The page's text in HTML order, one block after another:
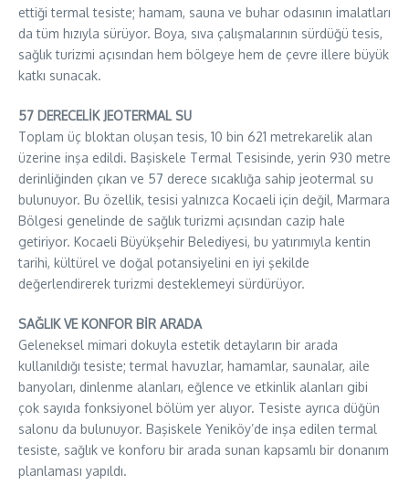
ettiği termal tesiste; hamam, sauna ve buhar odasının imalatları
da tüm hızıyla sürüyor. Boya, sıva çalışmalarının sürdüğü tesis,
sağlık turizmi açısından hem bölgeye hem de çevre illere büyük
katkı sunacak.
57 DERECELİK JEOTERMAL SU
Toplam üç bloktan oluşan tesis, 10 bin 621 metrekarelik alan
üzerine inşa edildi. Başiskele Termal Tesisinde, yerin 930 metre
derinliğinden çıkan ve 57 derece sıcaklığa sahip jeotermal su
bulunuyor. Bu özellik, tesisi yalnızca Kocaeli için değil, Marmara
Bölgesi genelinde de sağlık turizmi açısından cazip hale
getiriyor. Kocaeli Büyükşehir Belediyesi, bu yatırımıyla kentin
tarihi, kültürel ve doğal potansiyelini en iyi şekilde
değerlendirerek turizmi desteklemeyi sürdürüyor.
SAĞLIK VE KONFOR BİR ARADA
Geleneksel mimari dokuyla estetik detayların bir arada
kullanıldığı tesiste; termal havuzlar, hamamlar, saunalar, aile
banyoları, dinlenme alanları, eğlence ve etkinlik alanları gibi
çok sayıda fonksiyonel bölüm yer alıyor. Tesiste ayrıca düğün
salonu da bulunuyor. Başiskele Yeniköy’de inşa edilen termal
tesiste, sağlık ve konforu bir arada sunan kapsamlı bir donanım
planlaması yapıldı.